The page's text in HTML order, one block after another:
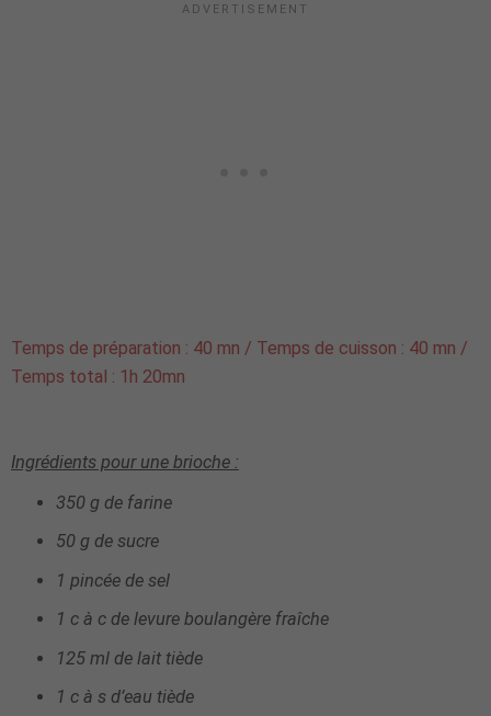
Temps de préparation : 40 mn / Temps de cuisson : 40 mn /
Temps total : 1h 20mn
Ingrédients pour une brioche :
350 g de farine
50 g de sucre
1 pincée de sel
1 c à c de levure boulangère fraîche
125 ml de lait tiède
1 c à s d’eau tiède